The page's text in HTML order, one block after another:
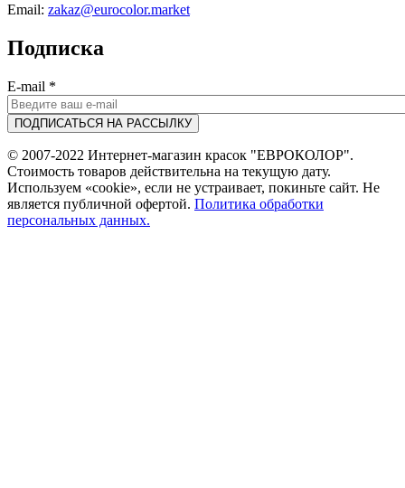
Email: zakaz@eurocolor.market
Подписка
E-mail *
© 2007-2022 Интернет-магазин красок "ЕВРОКОЛОР".
Стоимость товаров действительна на текущую дату.
Используем «cookie», если не устраивает, покиньте сайт. Не
является публичной офертой. Политика обработки
персональных данных.